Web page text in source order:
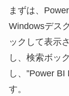
まずは、
Windowsデス
ックして表示
し、検索ボッ
し、”Power
す。